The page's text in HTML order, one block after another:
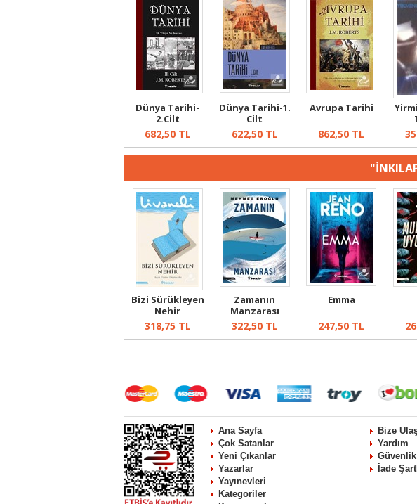
Dünya Tarihi-
2.Cilt
682,50TL
Dünya Tarihi-1.
Cilt
622,50TL
Avrupa Tarihi
862,50 TL
Bizi Sürükleyen
Nehir
318,75 TL
Zamanın
Manzarası
322,50TL
Emma
247,50 TL
Ana Sayfa
Çok Satanlar
Yeni Çıkanlar
Yazarlar
Yayınevleri
Kategoriler
Bize
Yardım
Güvenlik
İade